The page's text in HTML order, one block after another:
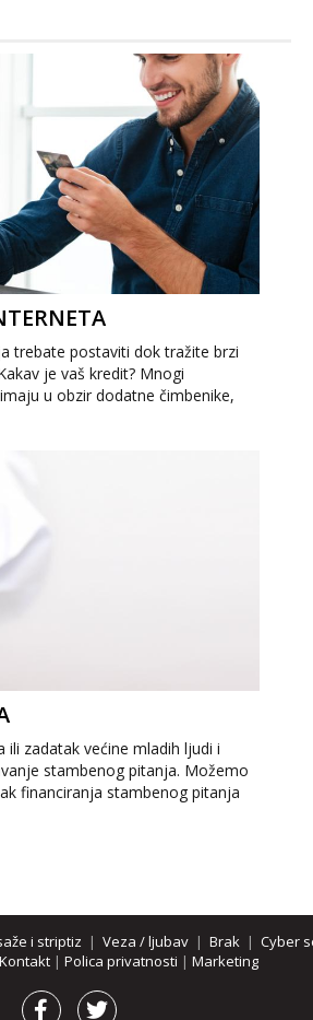
trebate postaviti dok tražite brzi
je vaš kredit? Mnogi
u obzir dodatne čimbenike,
ili zadatak većine mladih ljudi i
stambenog pitanja. Možemo
financiranja stambenog pitanja
i striptiz | Veza / ljubav | Brak | Cyber
Kontakt | Polica privatnosti | Marketing